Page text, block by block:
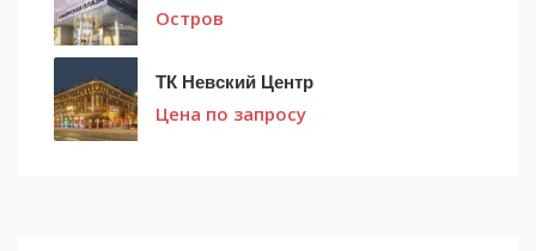
Остров
ТК Невский Центр
Цена по запросу